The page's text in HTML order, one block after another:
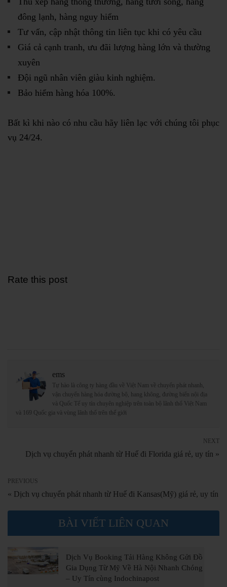
đông lạnh, hàng nguy hiểm
Tư vấn, cập nhật thông tin liên tục khi có yêu cầu
Giá cả cạnh tranh, ưu đãi lượng hàng lớn và thường
xuyên
Đội ngũ nhân viên giàu kinh nghiệm.
Bảo hiểm hàng hóa 100%.
Bất kì khi nào có nhu cầu hãy liên lạc với chúng tôi phục
vụ 24/24.
Rate this post
ems
Tự hào là công ty hàng đầu về Việt Nam về chuyển phát nhanh,
vận chuyển hàng hóa đường bộ, hang không, đường biển nội địa
và Quốc Tế uy tín chuyên nghiệp trên toàn bộ lãnh thổ Việt Nam
và 169 Quốc gia và vùng lãnh thổ trên thế giới
NEXT
Dịch vụ chuyển phát nhanh từ Huế đi Florida giá rẻ, uy tín »
PREVIOUS
« Dịch vụ chuyển phát nhanh từ Huế đi Kansas(Mỹ) giá rẻ, uy tín
BÀI VIẾT LIÊN QUAN
Dịch Vụ Booking Tải Hàng Không Gửi Đồ
Gia Dụng Từ Mỹ Về Hà Nội Nhanh Chóng
– Uy Tín cùng Indochinapost